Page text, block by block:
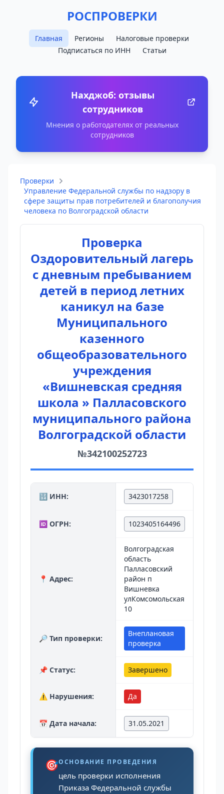
РОСПРОВЕРКИ
Главная Регионы
Налоговые проверки
Подписаться по ИНН
Статьи
Нахджоб: отзывы
сотрудников
Мнения о работодателях от реальных
сотрудников
Проверки
Управление Федеральной службы по надзору в
сфере защиты прав потребителей и благополучия
человека по Волгоградской области
Проверка
Оздоровительный лагерь
с дневным пребыванием
детей в период летних
каникул на базе
Муниципального
казенного
общеобразовательного
учреждения
«Вишневская средняя
школа » Палласовского
муниципального района
Волгоградской области
№342100252723
🔢 ИНН: 3423017258
🆔 ОГРН: 1023405164496
📍 Адрес:
Волгоградская
область
Палласовский
район п
Вишневка
улКомсомольская
10
🔎 Тип проверки:
Внеплановая
проверка
📌 Статус: Завершено
⚠️ Нарушения: Да
📅 Дата начала: 31.05.2021
🎯ОСНОВАНИЕ ПРОВЕДЕНИЯ
цель проверки исполнения
Приказа Федеральной службы